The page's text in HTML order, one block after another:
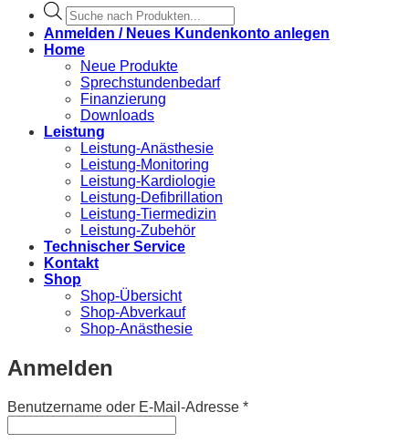
Products
search
Anmelden / Neues Kundenkonto anlegen
Home
Neue Produkte
Sprechstundenbedarf
Finanzierung
Downloads
Leistung
Leistung-Anästhesie
Leistung-Monitoring
Leistung-Kardiologie
Leistung-Defibrillation
Leistung-Tiermedizin
Leistung-Zubehör
Technischer Service
Kontakt
Shop
Shop-Übersicht
Shop-Abverkauf
Shop-Anästhesie
Anmelden
Benutzername oder E-Mail-Adresse *Erforderlich